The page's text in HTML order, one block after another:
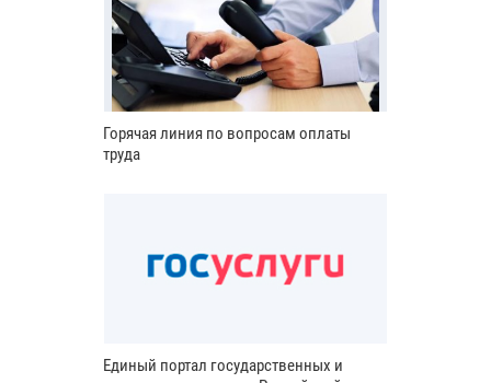
Горячая линия по вопросам оплаты
труда
Единый портал государственных и